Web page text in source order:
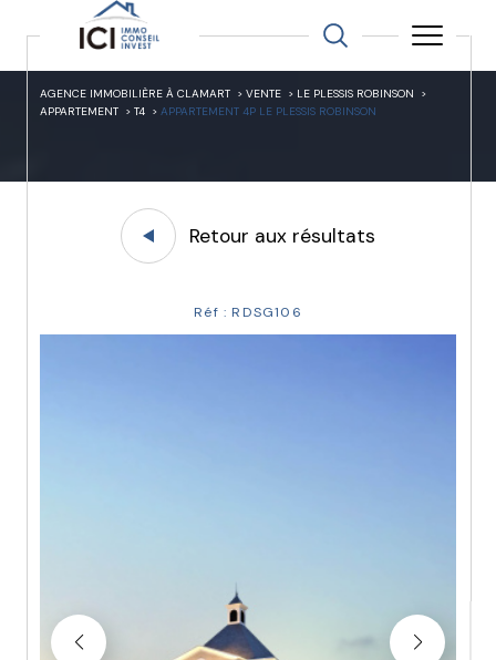
AGENCE IMMOBILIÈRE À CLAMART VENTE
LE PLESSIS ROBINSON
APPARTEMENT
T4 APPARTEMENT 4P LE PLESSIS ROBINSON
Retour aux résultats
Réf : RDSG106